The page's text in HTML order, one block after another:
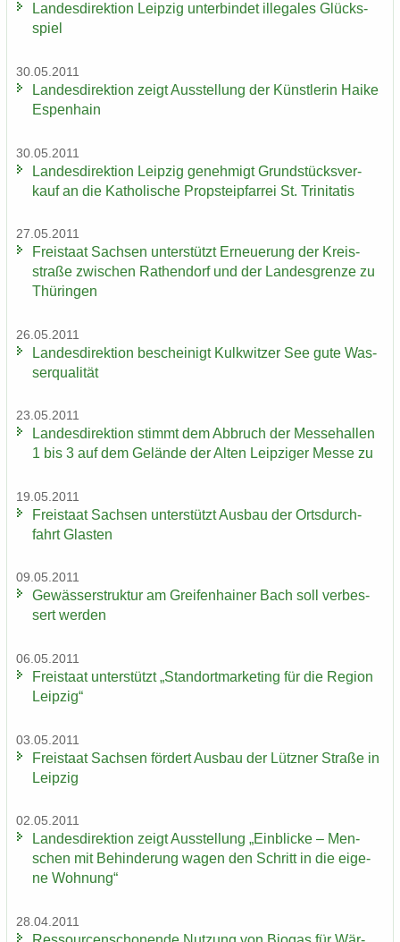
Lan­des­di­rek­ti­on Leip­zig un­ter­bin­det il­le­ga­les Glücks­
spiel
30.05.2011
Lan­des­di­rek­ti­on zeigt Aus­stel­lung der Künst­le­rin Haike
Es­pen­hain
30.05.2011
Lan­des­di­rek­ti­on Leip­zig ge­neh­migt Grund­stücks­ver­
kauf an die Ka­tho­li­sche Propstei­pfar­rei St. Tri­ni­ta­tis
27.05.2011
Frei­staat Sach­sen un­ter­stützt Er­neue­rung der Kreis­
stra­ße zwi­schen Ra­then­dorf und der Lan­des­gren­ze zu
Thü­rin­gen
26.05.2011
Lan­des­di­rek­ti­on be­schei­nigt Kulk­wit­zer See gute Was­
ser­qua­li­tät
23.05.2011
Lan­des­di­rek­ti­on stimmt dem Ab­bruch der Mes­se­hal­len
1 bis 3 auf dem Ge­län­de der Alten Leip­zi­ger Messe zu
19.05.2011
Frei­staat Sach­sen un­ter­stützt Aus­bau der Orts­durch­
fahrt Glas­ten
09.05.2011
Ge­wäs­ser­struk­tur am Grei­fen­hai­ner Bach soll ver­bes­
sert wer­den
06.05.2011
Frei­staat un­ter­stützt „Stand­ort­mar­ke­ting für die Re­gi­on
Leip­zig“
03.05.2011
Frei­staat Sach­sen för­dert Aus­bau der Lütz­ner Stra­ße in
Leip­zig
02.05.2011
Lan­des­di­rek­ti­on zeigt Aus­stel­lung „Ein­bli­cke – Men­
schen mit Be­hin­de­rung wagen den Schritt in die ei­ge­
ne Woh­nung“
28.04.2011